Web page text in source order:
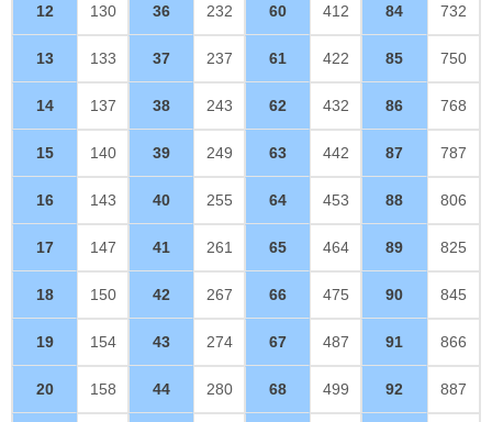
12 130 36 232 60 412 84 732
13 133 37 237 61 422 85 750
14 137 38 243 62 432 86 768
15 140 39 249 63 442 87 787
16 143 40 255 64 453 88 806
17 147 41 261 65 464 89 825
18 150 42 267 66 475 90 845
19 154 43 274 67 487 91 866
20 158 44 280 68 499 92 887